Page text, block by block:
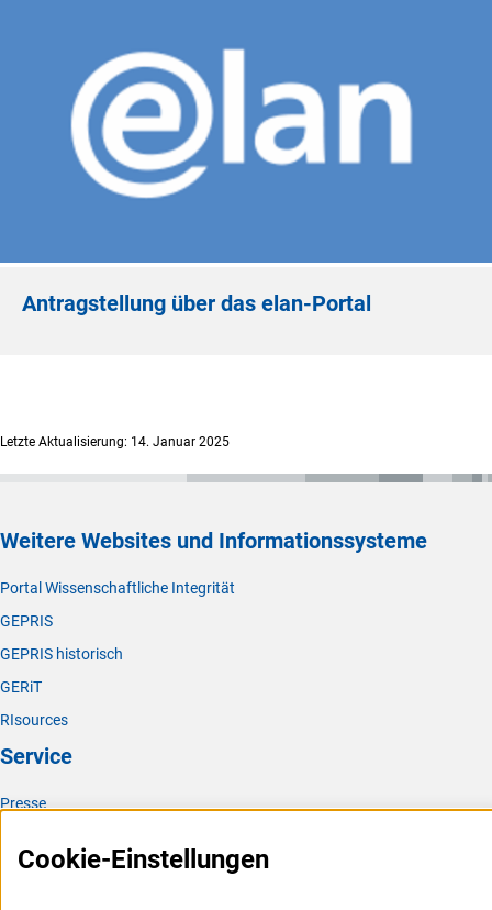
Antragstellung über das elan-Portal
Letzte Aktualisierung: 14. Januar 2025
Weitere Websites und Informationssysteme
Portal Wissenschaftliche Integrität
GEPRIS
GEPRIS historisch
GERiT
RIsources
Service
Presse
Karriere
Cookie-Einstellungen